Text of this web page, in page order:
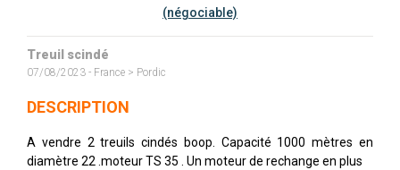
(négociable)
Treuil scindé
07/08/2023 - France > Pordic
DESCRIPTION
A vendre 2 treuils cindés boop. Capacité 1000 mètres en
diamètre 22 .moteur TS 35 . Un moteur de rechange en plus